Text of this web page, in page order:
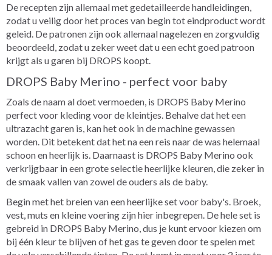
De recepten zijn allemaal met gedetailleerde handleidingen,
zodat u veilig door het proces van begin tot eindproduct wordt
geleid. De patronen zijn ook allemaal nagelezen en zorgvuldig
beoordeeld, zodat u zeker weet dat u een echt goed patroon
krijgt als u garen bij DROPS koopt.
DROPS Baby Merino - perfect voor baby
Zoals de naam al doet vermoeden, is DROPS Baby Merino
perfect voor kleding voor de kleintjes. Behalve dat het een
ultrazacht garen is, kan het ook in de machine gewassen
worden. Dit betekent dat het na een reis naar de was helemaal
schoon en heerlijk is. Daarnaast is DROPS Baby Merino ook
verkrijgbaar in een grote selectie heerlijke kleuren, die zeker in
de smaak vallen van zowel de ouders als de baby.
Begin met het breien van een heerlijke set voor baby's. Broek,
vest, muts en kleine voering zijn hier inbegrepen. De hele set is
gebreid in DROPS Baby Merino, dus je kunt ervoor kiezen om
bij één kleur te blijven of het gas te geven door te spelen met